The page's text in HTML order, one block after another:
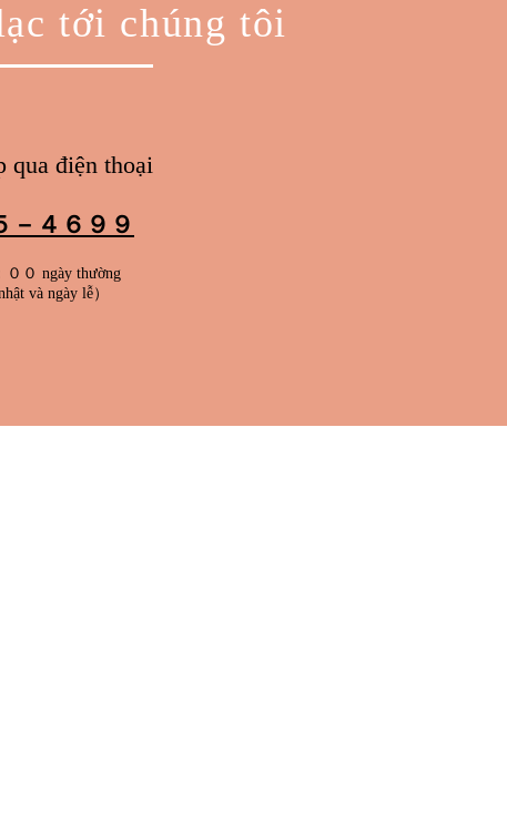
tới chúng tôi
qua điện thoại
－４６９９
０ ngày thường
và ngày lễ）